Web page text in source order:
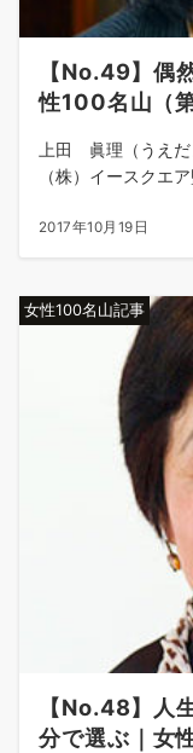
【No.49】偶
性100名山（
上田 眞理（うえ
（株）イースクエ
2017年10月19日
女性100名山記事
【No.48】人
分で選ぶ｜女